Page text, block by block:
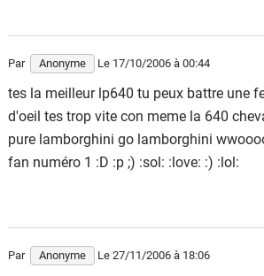
Par Anonyme Le 17/10/2006 à 00:44
tes la meilleur lp640 tu peux battre une
d'oeil tes trop vite con meme la 640
pure lamborghini go lamborghini
fan numéro 1 :D :p ;) :sol: :love: :) :lol:
Par Anonyme Le 27/11/2006 à 18:06